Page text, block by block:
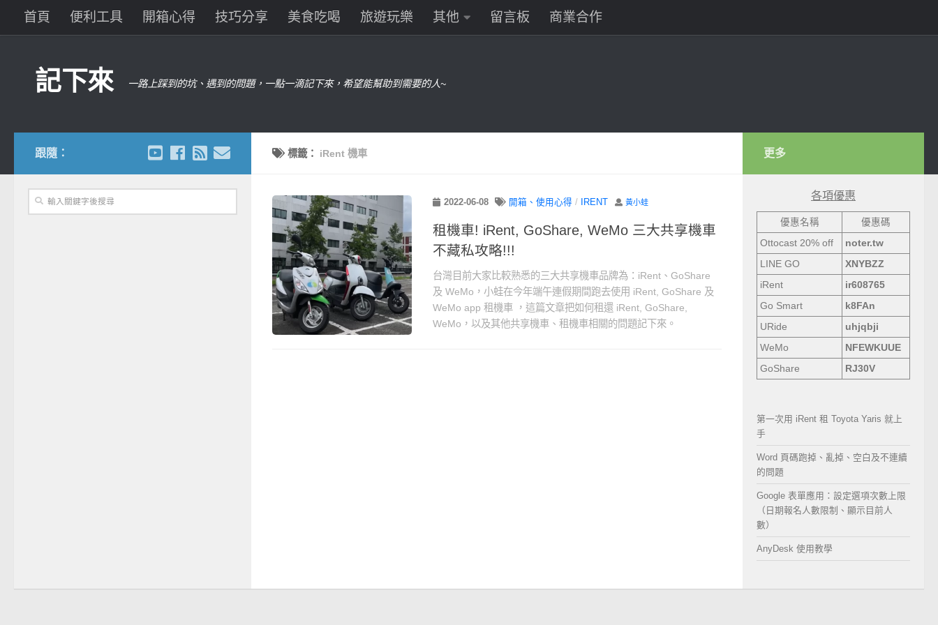
首頁 便利工具 開箱心得 技巧分享 美食吃喝 旅遊玩樂 其他 留言板 商業合作
記下來 一路上踩到的坑、遇到的問題，一點一滴記下來，希望能幫助到需要的人~
標籤： iRent 機車
2022-06-08 開箱、使用心得 / IRENT 黃小蛙
租機車! iRent, GoShare, WeMo 三大共享機車
不藏私攻略!!!
台灣目前大家比較熟悉的三大共享機車品牌為：iRent、GoShare
及 WeMo，小蛙在今年端午連假期間跑去使用 iRent, GoShare 及
WeMo app 租機車 ，這篇文章把如何租還 iRent, GoShare,
WeMo，以及其他共享機車、租機車相關的問題記下來。
跟隨： 更多
各項優惠
優惠名稱
優惠碼
Ottocast 20% off
noter.tw
LINE GO
XNYBZZ
iRent
ir608765
Go Smart
k8FAn
URide
uhjqbji
WeMo
NFEWKUUE
GoShare
RJ30V
第一次用 iRent 租 Toyota Yaris 就上
手
Word 頁碼跑掉、亂掉、空白及不連續
的問題
Google 表單應用：設定選項次數上限
（日期報名人數限制、顯示目前人
數）
AnyDesk 使用教學